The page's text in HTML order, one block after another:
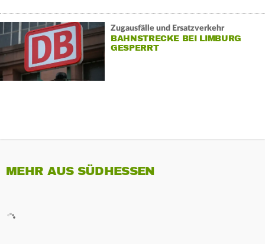
Zugausfälle und Ersatzverkehr
BAHNSTRECKE BEI LIMBURG
GESPERRT
MEHR AUS SÜDHESSEN